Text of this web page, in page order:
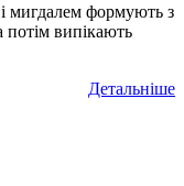
мигдалем формують з
потім випікають
Детальніше